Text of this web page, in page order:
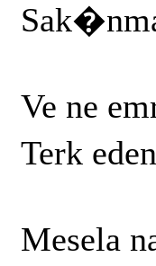
Ve ne
Terk
Mesela